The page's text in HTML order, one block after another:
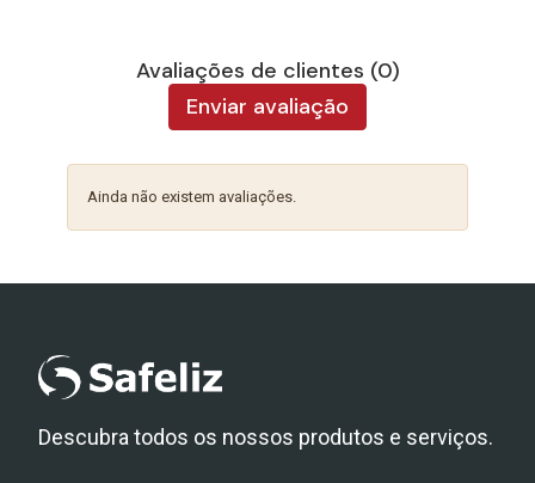
Avaliações de clientes (0)
Enviar avaliação
Ainda não existem avaliações.
Descubra todos os nossos produtos e serviços.